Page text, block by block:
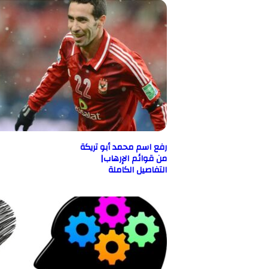
رفع اسم محمد أبو تريكة
من قوائم الإرهاب|
التفاصيل الكاملة